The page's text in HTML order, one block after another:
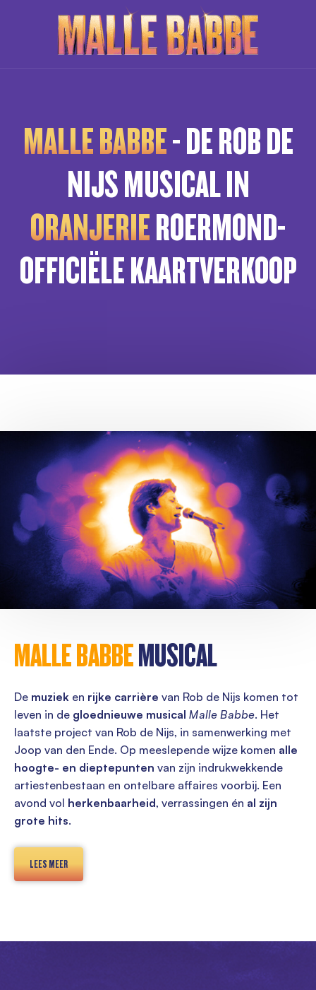
MALLE BABBE- DE ROB DE
NIJS MUSICAL IN
ORANJERIEROERMOND-
OFFICIËLE KAARTVERKOOP
MALLE BABBEMUSICAL
De muziek en rijke carrière van Rob de Nijs komen tot
leven in de gloednieuwe musical Malle Babbe. Het
laatste project van Rob de Nijs, in samenwerking met
Joop van den Ende. Op meeslepende wijze komen alle
hoogte- en dieptepunten van zijn indrukwekkende
artiestenbestaan en ontelbare affaires voorbij. Een
avond vol herkenbaarheid, verrassingen én al zijn
grote hits.
LEES MEER